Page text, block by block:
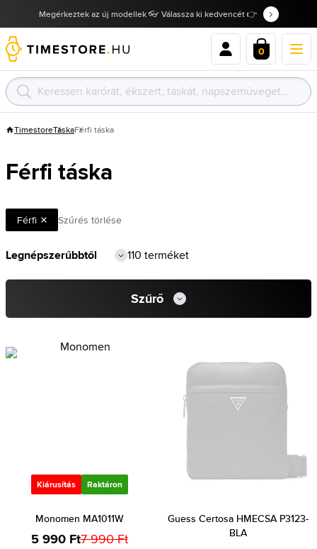
Megérkeztek az új modellek 👓 Válassza ki kedvencét 👉
0
TimestoreTáskaFérfi táska
Férfi táska
Férfi Szűrés törlése
110 terméket
Szűrő
Kiárusítás Raktáron
Monomen MA1011W
5 990 Ft7 990 Ft
Guess Certosa HMECSA P3123-
BLA